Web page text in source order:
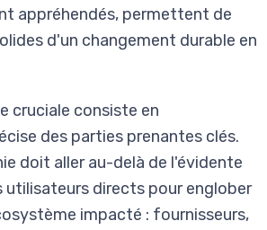
appréhendés, permettent de
d'un changement durable en
cruciale consiste en
des parties prenantes clés.
doit aller au-delà de l'évidente
directs pour englober
impacté : fournisseurs,